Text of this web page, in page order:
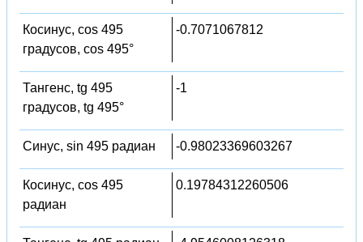
Косинус, cos 495
градусов, cos 495°
-0.7071067812
Тангенс, tg 495
градусов, tg 495°
-1
Синус, sin 495 радиан -0.98023369603267
Косинус, cos 495
радиан
0.19784312260506